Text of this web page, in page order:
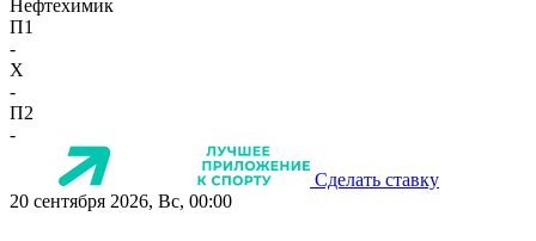
Нефтехимик
П1
-
X
-
П2
-
Сделать ставку
20 сентября 2026, Вс, 00:00